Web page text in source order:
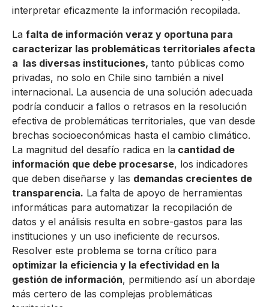
interpretar eficazmente la información recopilada.
La falta de información veraz y oportuna para
caracterizar las problemáticas territoriales afecta
a las diversas instituciones, tanto públicas como
privadas, no solo en Chile sino también a nivel
internacional. La ausencia de una solución adecuada
podría conducir a fallos o retrasos en la resolución
efectiva de problemáticas territoriales, que van desde
brechas socioeconómicas hasta el cambio climático.
La magnitud del desafío radica en la cantidad de
información que debe procesarse, los indicadores
que deben diseñarse y las demandas crecientes de
transparencia. La falta de apoyo de herramientas
informáticas para automatizar la recopilación de
datos y el análisis resulta en sobre-gastos para las
instituciones y un uso ineficiente de recursos.
Resolver este problema se torna crítico para
optimizar la eficiencia y la efectividad en la
gestión de información, permitiendo así un abordaje
más certero de las complejas problemáticas